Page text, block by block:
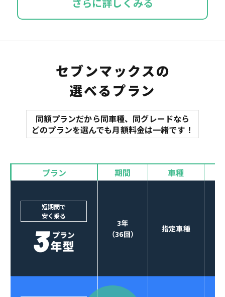
セブンマックスの
選べるプラン
同額プランだから同車種、同グレードなら
どのプランを選んでも月額料金は一緒です！
プラン 期間 車種
短期間で
安く乗る
3年
（36回）
指定車種